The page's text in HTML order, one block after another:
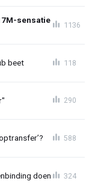
sensatie
1136
beet 118
290
588
doen 324